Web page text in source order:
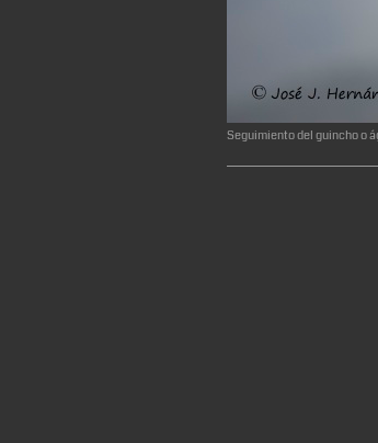
Seguimiento del guincho o